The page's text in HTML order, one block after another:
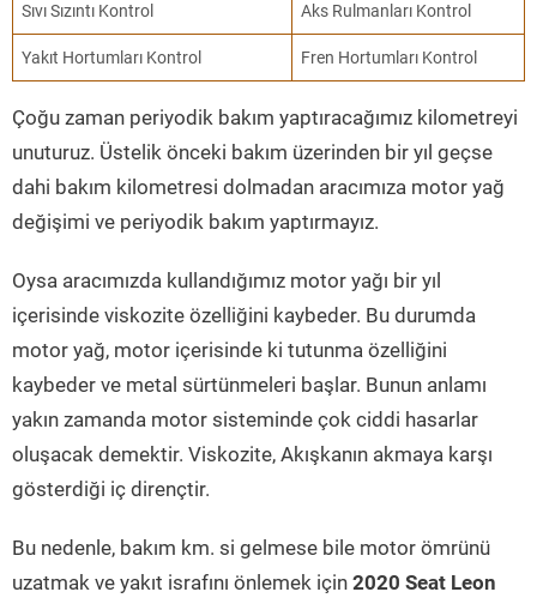
Sıvı Sızıntı Kontrol Aks Rulmanları Kontrol
Yakıt Hortumları Kontrol Fren Hortumları Kontrol
Çoğu zaman periyodik bakım yaptıracağımız kilometreyi
unuturuz. Üstelik önceki bakım üzerinden bir yıl geçse
dahi bakım kilometresi dolmadan aracımıza motor yağ
değişimi ve periyodik bakım yaptırmayız.
Oysa aracımızda kullandığımız motor yağı bir yıl
içerisinde viskozite özelliğini kaybeder. Bu durumda
motor yağ, motor içerisinde ki tutunma özelliğini
kaybeder ve metal sürtünmeleri başlar. Bunun anlamı
yakın zamanda motor sisteminde çok ciddi hasarlar
oluşacak demektir. Viskozite, Akışkanın akmaya karşı
gösterdiği iç dirençtir.
Bu nedenle, bakım km. si gelmese bile motor ömrünü
uzatmak ve yakıt israfını önlemek için 2020 Seat Leon